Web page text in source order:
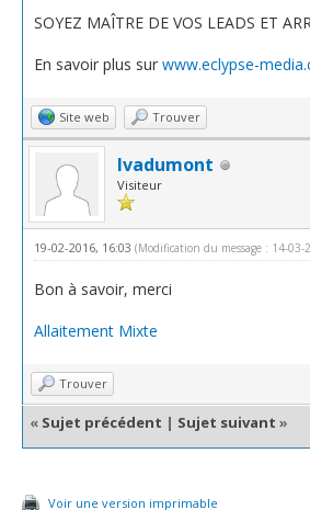
SOYEZ MAÎTRE DE VOS LEADS ET
En savoir plus sur www.eclypse-
Site web Trouver
Ivadumont
Visiteur
19-02-2016, 16:03 (Modification du message : 14-
Bon à savoir, merci
Allaitement Mixte
Trouver
« Sujet précédent | Sujet suivant »
Voir une version imprimable